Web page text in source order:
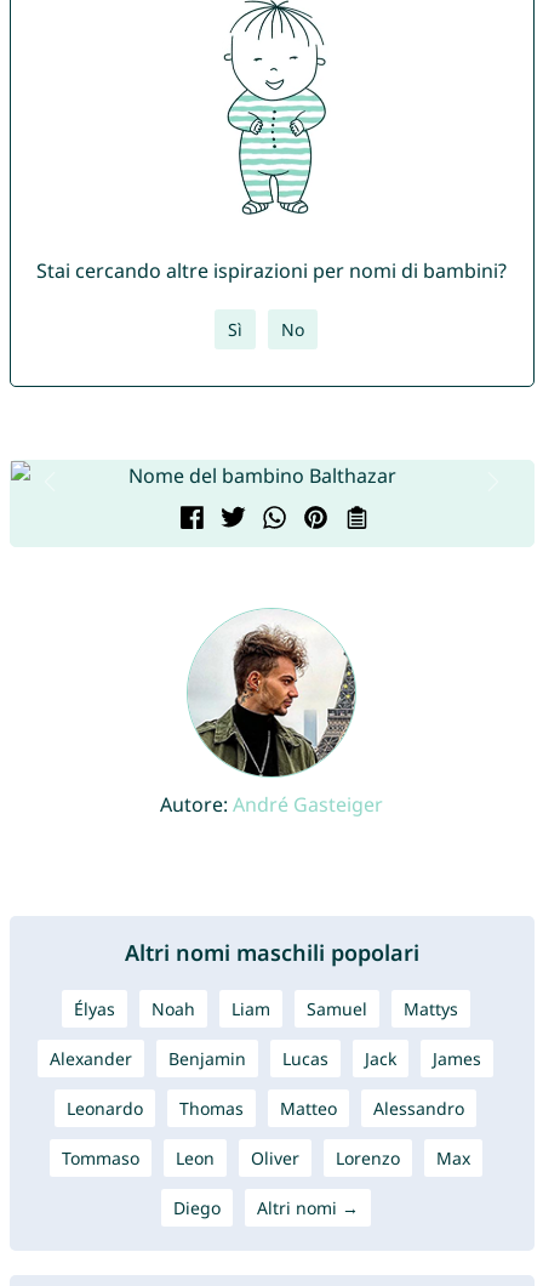
Stai cercando altre ispirazioni per nomi di bambini?
Sì No
Autore: André Gasteiger
Altri nomi maschili popolari
Élyas Noah Liam Samuel Mattys
Alexander Benjamin Lucas Jack James
Leonardo Thomas Matteo Alessandro
Tommaso Leon Oliver Lorenzo Max
Diego Altri nomi →